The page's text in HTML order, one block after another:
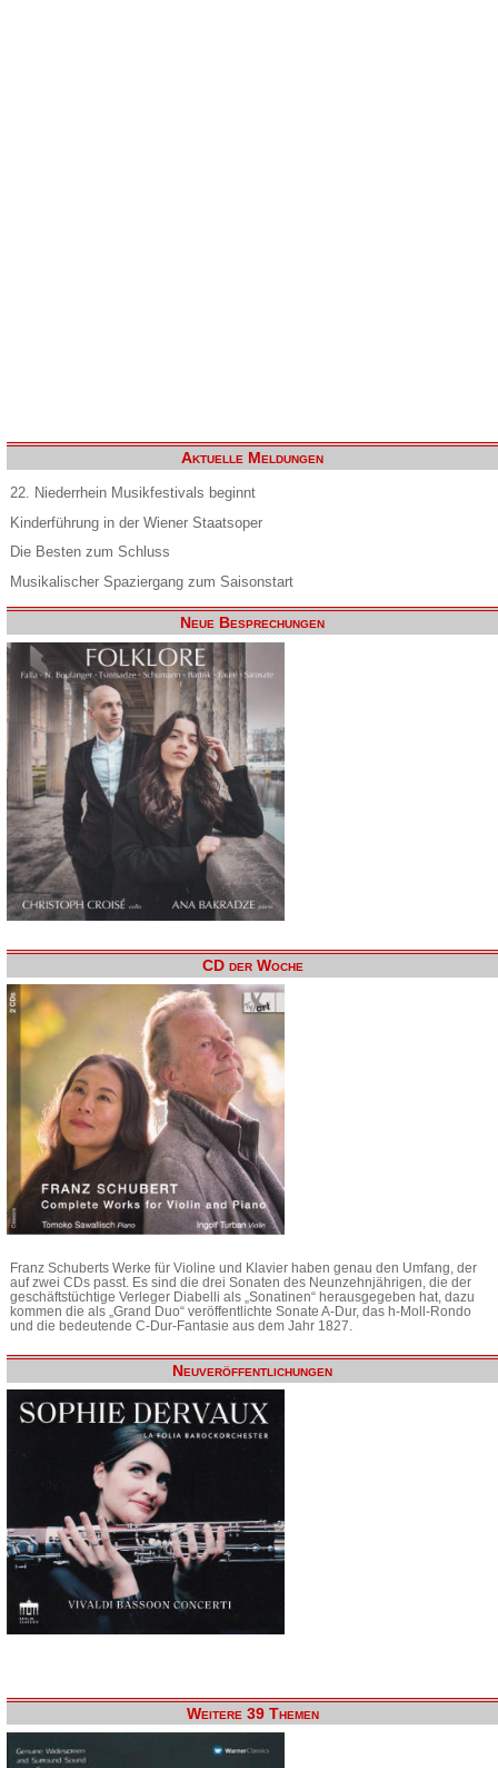
Aktuelle Meldungen
22. Niederrhein Musikfestivals beginnt
Kinderführung in der Wiener Staatsoper
Die Besten zum Schluss
Musikalischer Spaziergang zum Saisonstart
Neue Besprechungen
CD der Woche
Franz Schuberts Werke für Violine und Klavier haben genau den Umfang, der
auf zwei CDs passt. Es sind die drei Sonaten des Neunzehnjährigen, die der
geschäftstüchtige Verleger Diabelli als „Sonatinen“ herausgegeben hat, dazu
kommen die als „Grand Duo“ veröffentlichte Sonate A-Dur, das h-Moll-Rondo
und die bedeutende C-Dur-Fantasie aus dem Jahr 1827.
Neuveröffentlichungen
Weitere 39 Themen